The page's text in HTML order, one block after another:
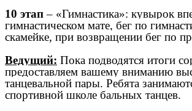
10 этап– «Гимнастика»: кувырок
гимнастическом мате, бег по
скамейке, при возвращении бег по
Ведущий: Пока подводятся итоги
предоставляем вашему вниманию
танцевальной пары. Ребята
спортивной школе бальных танцев.